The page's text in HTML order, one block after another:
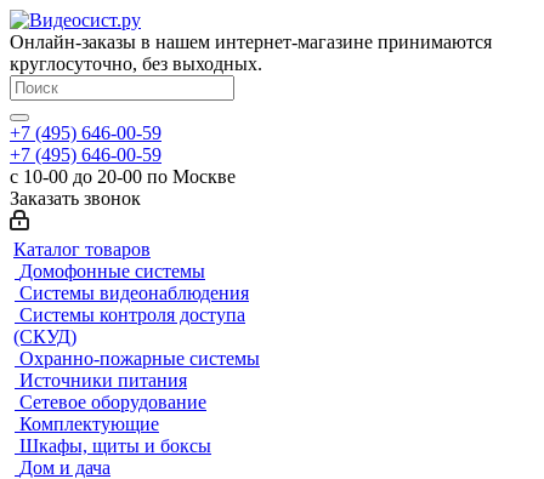
Онлайн-заказы в нашем интернет-магазине принимаются
круглосуточно, без выходных.
+7 (495) 646-00-59
+7 (495) 646-00-59
с 10-00 до 20-00 по Москве
Заказать звонок
Каталог товаров
Домофонные системы
Системы видеонаблюдения
Системы контроля доступа
(СКУД)
Охранно-пожарные системы
Источники питания
Сетевое оборудование
Комплектующие
Шкафы, щиты и боксы
Дом и дача